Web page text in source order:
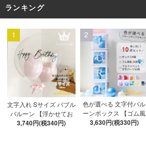
ランキング
1
文字入れ Sサイズ バブル
バルーン 【浮かせてお
届け】 バルーン
3,740円(税340円)
2
色が選べる 文字付バル
ーンボックス 【ゴム風
船&文字パーツ付き】 DI
3,630円(税330円)